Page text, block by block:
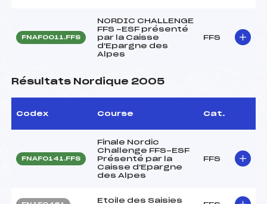
FNAF0011.FFS
NORDIC CHALLENGE
FFS -ESF présenté
par la Caisse
d'Epargne des
Alpes
FFS
Résultats Nordique 2005
Codex Course Cat.
FNAF0141.FFS
Finale Nordic
Challenge FFS-ESF
Présenté par la
Caisse d'Epargne
des Alpes
FFS
Etoile des Saisies